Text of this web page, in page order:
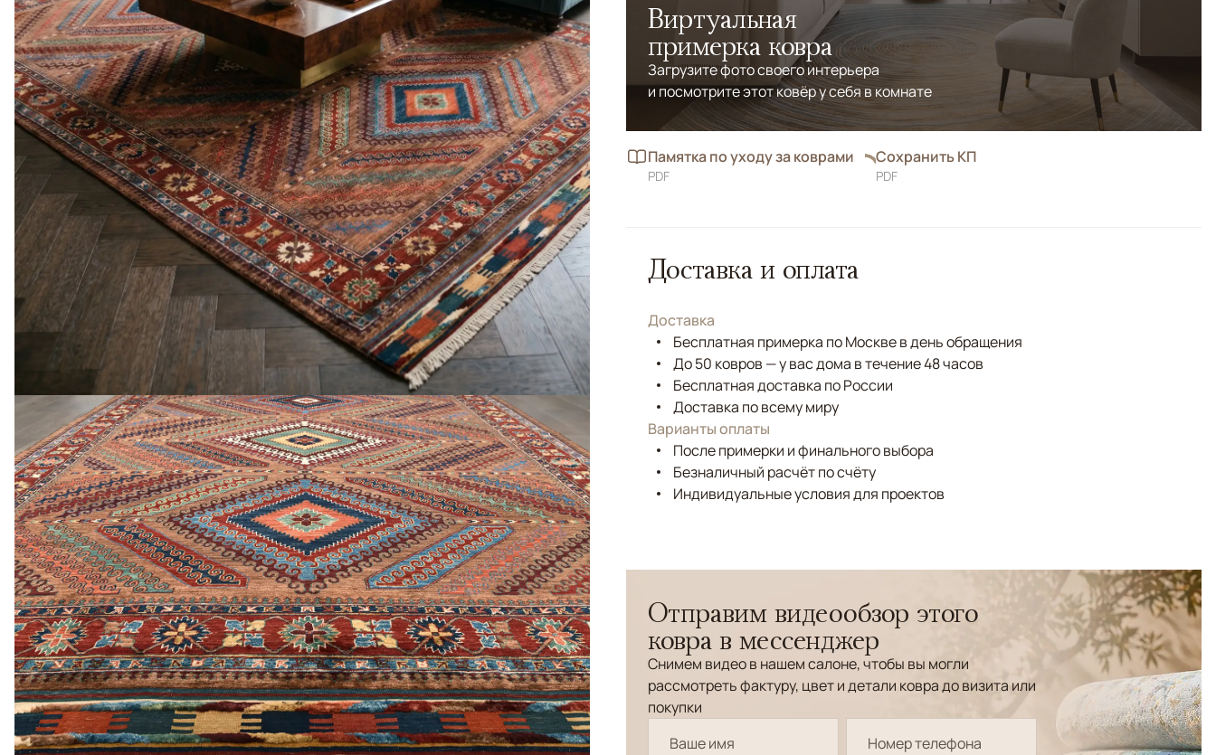
Виртуальная
примерка ковра
Загрузите фото своего интерьера
и посмотрите этот ковёр у себя в комнате
Памятка по уходу за коврами
PDF
Сохранить КП
PDF
Доставка и оплата
Доставка
Бесплатная примерка по Москве в день обращения
До 50 ковров — у вас дома в течение 48 часов
Бесплатная доставка по России
Доставка по всему миру
Варианты оплаты
После примерки и финального выбора
Безналичный расчёт по счёту
Индивидуальные условия для проектов
Отправим видеообзор этого
ковра в мессенджер
Снимем видео в нашем салоне, чтобы вы могли
рассмотреть фактуру, цвет и детали ковра до визита или
покупки